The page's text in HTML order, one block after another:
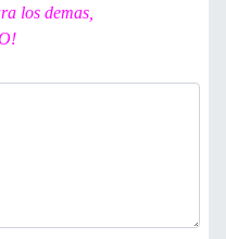
los demas,